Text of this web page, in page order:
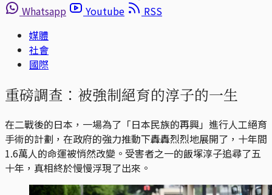
Whatsapp
Youtube
RSS
媒體
社會
國際
重磅調查：被強制絕育的淳子的一生
在二戰後的日本，一場為了「日本民族的再興」進行人工絕育
手術的計劃，在政府的強力推動下轟轟烈烈地展開了，十年間
1.6萬人的命運被悄然改變。受害者之一的飯塚淳子追尋了五
十年，真相終於慢慢浮現了出來。